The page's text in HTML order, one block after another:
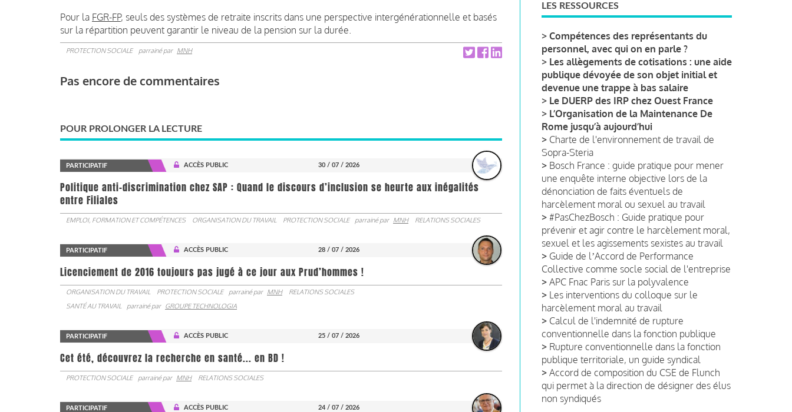
Pour la FGR-FP, seuls des systèmes de retraite inscrits dans une perspective intergénérationnelle et basés
sur la répartition peuvent garantir le niveau de la pension sur la durée.
PROTECTION SOCIALE parrainé par MNH
Pas encore de commentaires
POUR PROLONGER LA LECTURE
PARTICIPATIF ACCÈS PUBLIC 30 / 07 / 2026
Politique anti-discrimination chez SAP : Quand le discours d’inclusion se heurte aux inégalités
entre Filiales
EMPLOI, FORMATION ET COMPÉTENCES ORGANISATION DU TRAVAIL PROTECTION SOCIALE parrainé par MNH RELATIONS SOCIALES
PARTICIPATIF ACCÈS PUBLIC 28 / 07 / 2026
Licenciement de 2016 toujours pas jugé à ce jour aux Prud’hommes !
ORGANISATION DU TRAVAIL PROTECTION SOCIALE parrainé par MNH
RELATIONS SOCIALES
SANTÉ AU TRAVAIL
parrainé par GROUPE TECHNOLOGIA
PARTICIPATIF ACCÈS PUBLIC 25 / 07 / 2026
Cet été, découvrez la recherche en santé... en BD !
PROTECTION SOCIALE parrainé par MNH RELATIONS SOCIALES
PARTICIPATIF ACCÈS PUBLIC 24 / 07 / 2026
LES RESSOURCES
> Compétences des représentants du
personnel, avec qui on en parle ?
> Les allègements de cotisations : une aide
publique dévoyée de son objet initial et
devenue une trappe à bas salaire
> Le DUERP des IRP chez Ouest France
> L’Organisation de la Maintenance De
Rome jusqu’à aujourd’hui
> Charte de l'environnement de travail de
Sopra-Steria
> Bosch France : guide pratique pour mener
une enquête interne objective lors de la
dénonciation de faits éventuels de
harcèlement moral ou sexuel au travail
> #PasChezBosch : Guide pratique pour
prévenir et agir contre le harcèlement moral,
sexuel et les agissements sexistes au travail
> Guide de lʼAccord de Performance
Collective comme socle social de l'entreprise
> APC Fnac Paris sur la polyvalence
> Les interventions du colloque sur le
harcèlement moral au travail
> Calcul de l'indemnité de rupture
conventionnelle dans la fonction publique
> Rupture conventionnelle dans la fonction
publique territoriale, un guide syndical
> Accord de composition du CSE de Flunch
qui permet à la direction de désigner des élus
non syndiqués